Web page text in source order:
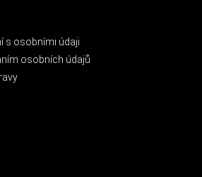
s osobními údaji
osobních údajů